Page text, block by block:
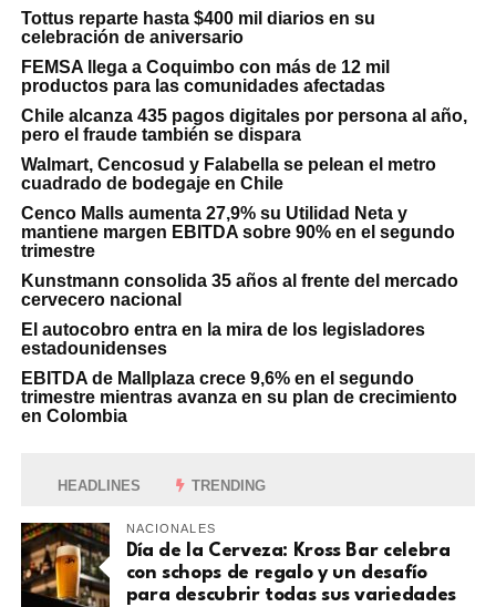
Tottus reparte hasta $400 mil diarios en su
celebración de aniversario
FEMSA llega a Coquimbo con más de 12 mil
productos para las comunidades afectadas
Chile alcanza 435 pagos digitales por persona al año,
pero el fraude también se dispara
Walmart, Cencosud y Falabella se pelean el metro
cuadrado de bodegaje en Chile
Cenco Malls aumenta 27,9% su Utilidad Neta y
mantiene margen EBITDA sobre 90% en el segundo
trimestre
Kunstmann consolida 35 años al frente del mercado
cervecero nacional
El autocobro entra en la mira de los legisladores
estadounidenses
EBITDA de Mallplaza crece 9,6% en el segundo
trimestre mientras avanza en su plan de crecimiento
en Colombia
HEADLINES TRENDING
NACIONALES
Día de la Cerveza: Kross Bar celebra
con schops de regalo y un desafío
para descubrir todas sus variedades